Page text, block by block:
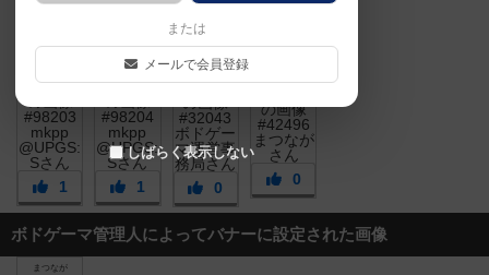
1 1 0 0
ボドゲーマ管理人によってバナーに設定された画像
まつなが
または
メールで会員登録
しばらく表示しない